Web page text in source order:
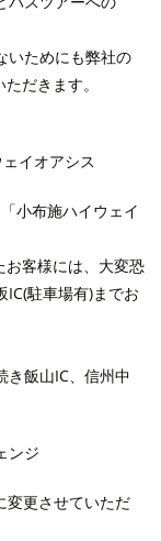
いためにも弊社の
だきます。
イオアシス
小布施ハイウェイ
お客様には、大変恐
駐車場有)までお
き飯山IC、信州中
ンジ
更させていただ